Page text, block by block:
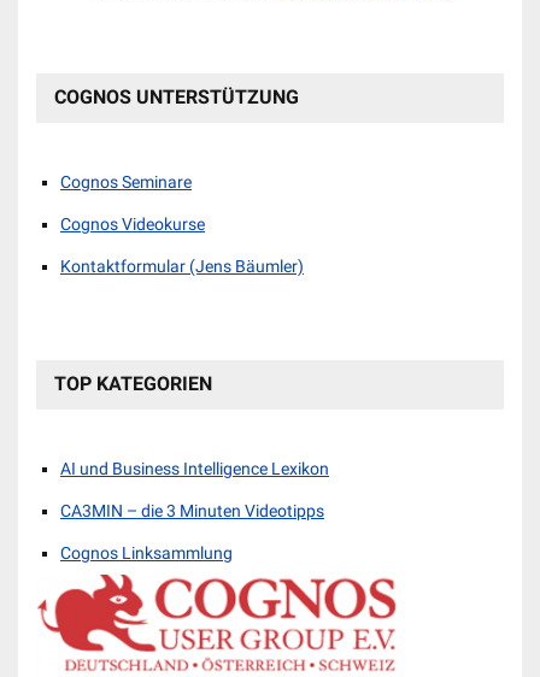
COGNOS UNTERSTÜTZUNG
Cognos Seminare
Cognos Videokurse
Kontaktformular (Jens Bäumler)
TOP KATEGORIEN
AI und Business Intelligence Lexikon
CA3MIN – die 3 Minuten Videotipps
Cognos Linksammlung